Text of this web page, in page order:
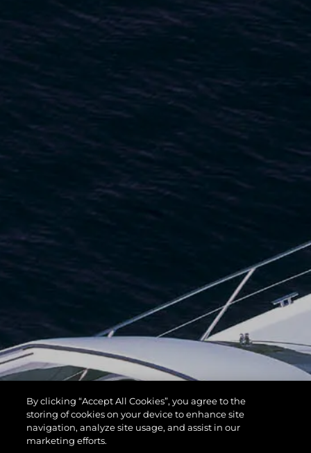
By clicking “Accept All Cookies”, you agree to the
storing of cookies on your device to enhance site
navigation, analyze site usage, and assist in our
marketing efforts.